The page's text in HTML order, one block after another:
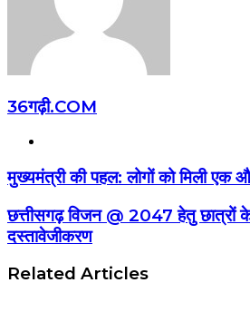
36गढ़ी.COM
मुख्यमंत्री की पहल: लोगों को मिली एक
छत्तीसगढ़ विजन @ 2047 हेतु छात्रों के
दस्तावेजीकरण
Related Articles